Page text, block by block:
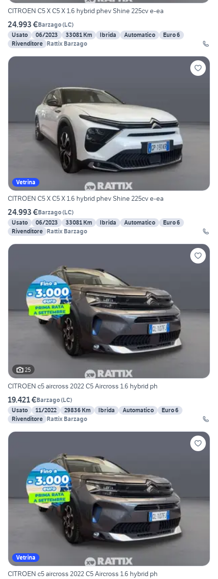
CITROEN C5 X C5 X 1.6 hybrid phev Shine 225cv e-ea
24.993 €Barzago(LC)
Usato
06/2023 33081 Km Ibrida Automatico
Euro 6
Rivenditore Rattix Barzago
Vetrina
CITROEN C5 X C5 X 1.6 hybrid phev Shine 225cv e-ea
24.993 €Barzago(LC)
Usato
06/2023 33081 Km Ibrida Automatico
Euro 6
Rivenditore Rattix Barzago
25
CITROEN c5 aircross 2022 C5 Aircross 1.6 hybrid ph
19.421 €Barzago(LC)
Usato
11/2022 29836 Km Ibrida Automatico
Euro 6
Rivenditore Rattix Barzago
Vetrina
CITROEN c5 aircross 2022 C5 Aircross 1.6 hybrid ph